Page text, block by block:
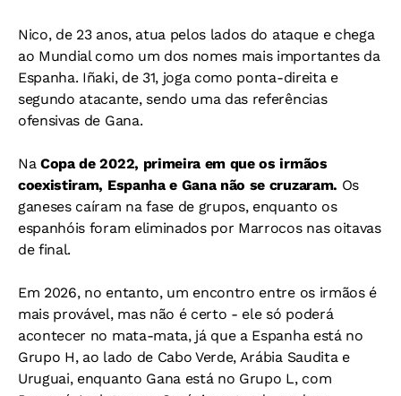
Nico, de 23 anos, atua pelos lados do ataque e chega
ao Mundial como um dos nomes mais importantes da
Espanha. Iñaki, de 31, joga como ponta-direita e
segundo atacante, sendo uma das referências
ofensivas de Gana.
NaCopa de 2022, primeira em que os irmãos
coexistiram, Espanha e Gana não se cruzaram. Os
ganeses caíram na fase de grupos, enquanto os
espanhóis foram eliminados por Marrocos nas oitavas
de final.
Em 2026, no entanto, um encontro entre os irmãos é
mais provável, mas não é certo - ele só poderá
acontecer no mata-mata, já que a Espanha está no
Grupo H, ao lado de Cabo Verde, Arábia Saudita e
Uruguai, enquanto Gana está no Grupo L, com